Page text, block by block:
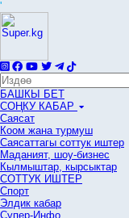
'
БАШКЫ БЕТ
СОҢКУ КАБАР
Саясат
Коом жана турмуш
Саясаттагы соттук иштер
Маданият, шоу-бизнес
Кылмыштар, кырсыктар
СОТТУК ИШТЕР
Спорт
Элдик кабар
Супер-Инфо